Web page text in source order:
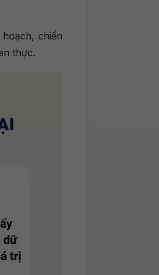
chiến
thực.